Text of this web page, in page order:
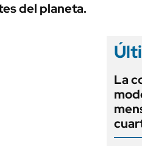
AUTOS
del planeta.
La